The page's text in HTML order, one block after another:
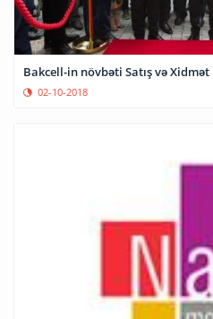
Bakcell-in növbəti Satış və
02-10-2018